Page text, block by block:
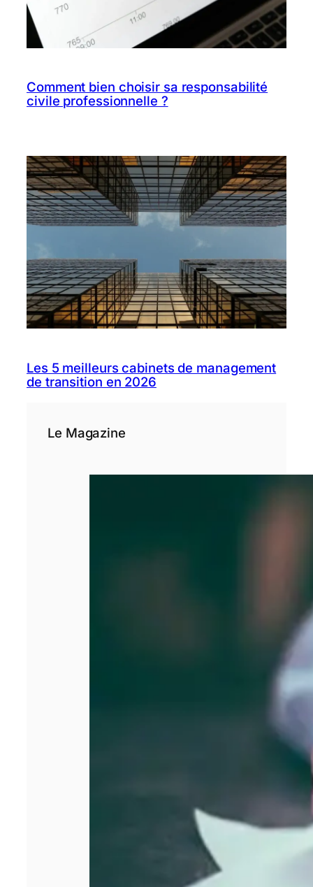
Comment bien choisir sa responsabilité
civile professionnelle ?
Les 5 meilleurs cabinets de management
de transition en 2026
Le Magazine
SASU : tout